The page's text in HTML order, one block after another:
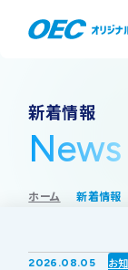
企業情報
会社概要
代表挨拶
事業紹介
事業一覧
上水道
IR情報
IRトップ
新着情報
新着情報
News
ホーム 新着情報
2026.08.05 お